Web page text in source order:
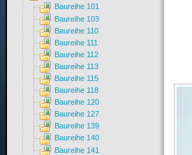
Baureihe 101
Baureihe 103
Baureihe 110
Baureihe 111
Baureihe 112
Baureihe 113
Baureihe 115
Baureihe 118
Baureihe 120
Baureihe 127
Baureihe 139
Baureihe 140
Baureihe 141